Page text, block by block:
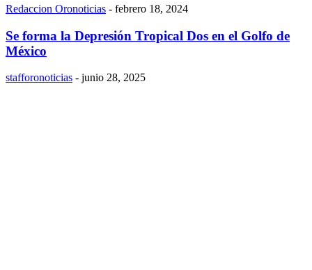
Redaccion Oronoticias - febrero 18, 2024
Se forma la Depresión Tropical Dos en el Golfo de
México
stafforonoticias - junio 28, 2025